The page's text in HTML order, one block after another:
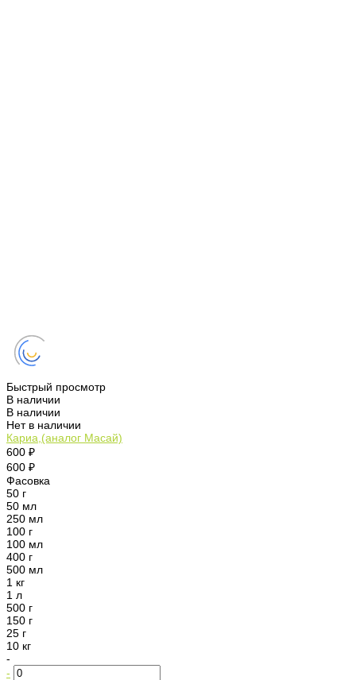
Быстрый просмотр
В наличии
В наличии
Нет в наличии
Кариа,(аналог Масай)
600 ₽
600 ₽
Фасовка
50 г
50 мл
250 мл
100 г
100 мл
400 г
500 мл
1 кг
1 л
500 г
150 г
25 г
10 кг
-
-